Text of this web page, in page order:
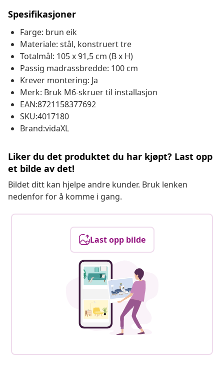
Spesifikasjoner
Farge: brun eik
Materiale: stål, konstruert tre
Totalmål: 105 x 91,5 cm (B x H)
Passig madrassbredde: 100 cm
Krever montering: Ja
Merk: Bruk M6-skruer til installasjon
EAN:8721158377692
SKU:4017180
Brand:vidaXL
Liker du det produktet du har kjøpt? Last opp
et bilde av det!
Bildet ditt kan hjelpe andre kunder. Bruk lenken
nedenfor for å komme i gang.
Last opp bilde